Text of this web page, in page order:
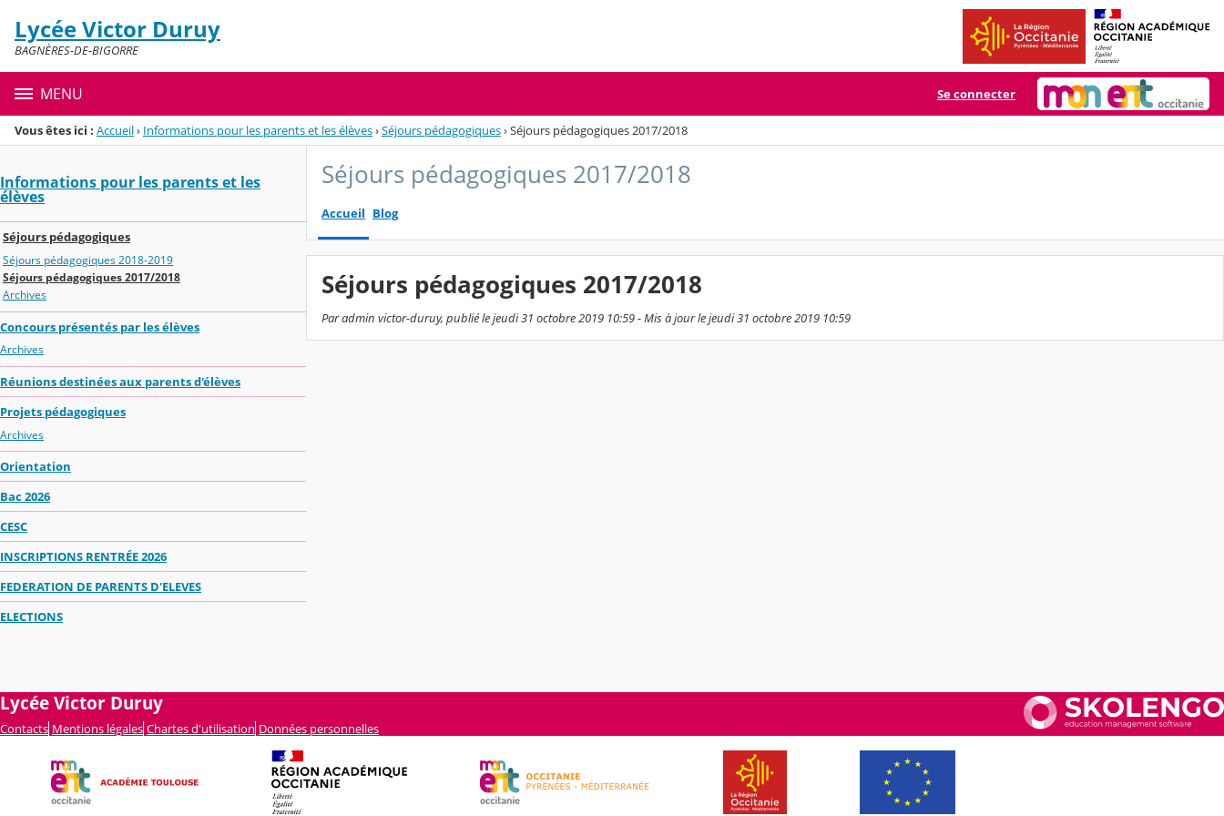
Menu de la rubrique
Contenu
Lycée Victor Duruy
BAGNÈRES-DE-BIGORRE
MENU Se connecter
Vous êtes ici : Accueil› Informations pour les parents et les élèves›Séjours pédagogiques›Séjours pédagogiques 2017/2018
Informations pour les parents et les
élèves
Séjours pédagogiques
Séjours pédagogiques 2018-2019
Séjours pédagogiques 2017/2018
Archives
Concours présentés par les élèves
Archives
Réunions destinées aux parents d'élèves
Projets pédagogiques
Archives
Orientation
Bac 2026
CESC
INSCRIPTIONS RENTRÉE 2026
FEDERATION DE PARENTS D'ELEVES
ELECTIONS
Séjours pédagogiques 2017/2018
Accueil Blog
Séjours pédagogiques 2017/2018
Par admin victor-duruy, publié le jeudi 31 octobre 2019 10:59 - Mis à jour le jeudi 31 octobre 2019 10:59
Lycée Victor Duruy
Contacts Mentions légales Chartes d'utilisation Données personnelles